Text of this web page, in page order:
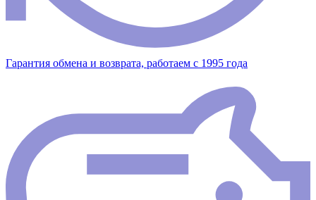
Гарантия обмена и возврата, работаем с 1995 года